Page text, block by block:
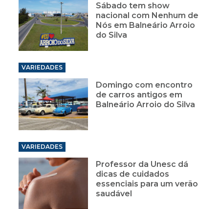
Sábado tem show
nacional com Nenhum de
Nós em Balneário Arroio
do Silva
VARIEDADES
Domingo com encontro
de carros antigos em
Balneário Arroio do Silva
VARIEDADES
Professor da Unesc dá
dicas de cuidados
essenciais para um verão
saudável